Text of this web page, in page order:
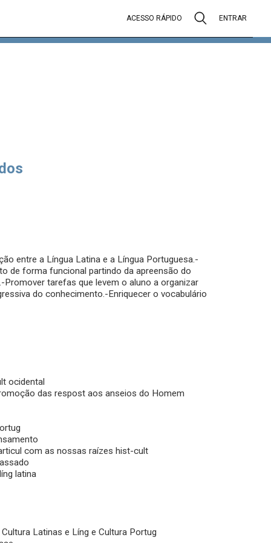
ACESSO RÁPIDO ENTRAR
entre a Língua Latina e a Língua Portuguesa.-
de forma funcional partindo da apreensão do
tarefas que levem o aluno a organizar
do conhecimento.-Enriquecer o vocabulário
ocidental
das respost aos anseios do Homem
com as nossas raízes hist-cult
latina
Latinas e Líng e Cultura Portug